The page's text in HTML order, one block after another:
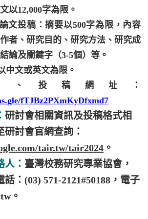
以12,000字為限。
文投稿：摘要以500字為限，內容
者、研究目的、研究方法、研究成
論及關鍵字（3-5個）等。
中文或英文為限。
投稿網址：
fTJBz2PXmKyDfxmd7
研討會相關資訊及投稿格式相
研討會官網查詢：
tair.tw/tair2024 。
人： 臺灣校務研究專業協會，
：(03) 571-2121#50188，電子
。